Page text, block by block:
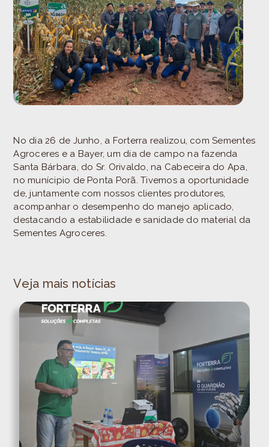
No dia 26 de Junho, a Forterra realizou, com Sementes
Agroceres e a Bayer, um dia de campo na fazenda
Santa Bárbara, do Sr. Orivaldo, na Cabeceira do Apa,
no munícipio de Ponta Porã. Tivemos a oportunidade
de, juntamente com nossos clientes produtores,
acompanhar o desempenho do manejo aplicado,
destacando a estabilidade e sanidade do material da
Sementes Agroceres.
Veja mais notícias